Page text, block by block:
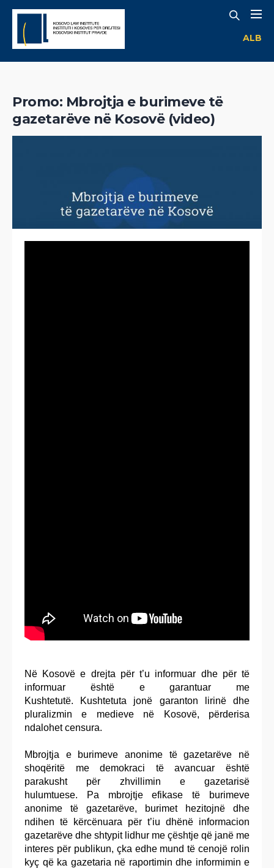
ALB
Promo: Mbrojtja e burimeve të
gazetarëve në Kosovë (video)
Në Kosovë e drejta për t’u informuar dhe për të
informuar është e garantuar me
Kushtetutë. Kushtetuta jonë garanton lirinë dhe
pluralizmin e medieve në Kosovë, përderisa
ndalohet censura.
Mbrojtja e burimeve anonime të gazetarëve në
shoqëritë me demokraci të avancuar është
parakusht për zhvillimin e gazetarisë
hulumtuese. Pa mbrojtje efikase të burimeve
anonime të gazetarëve, burimet hezitojnë dhe
ndihen të kërcënuara për t’iu dhënë informacion
gazetarëve dhe shtypit lidhur me çështje që janë me
interes për publikun, çka edhe mund të cenojë rolin
kyç që ka gazetaria në raportimin dhe informimin e